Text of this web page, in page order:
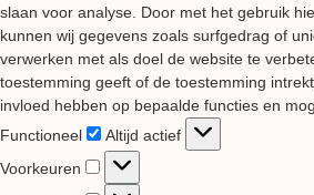
slaan voor analyse. Door met het gebruik
kunnen wij gegevens zoals surfgedrag of
verwerken met als doel de website te
toestemming geeft of de toestemming
invloed hebben op bepaalde functies en
Functioneel
Functioneel
Altijd actief
Voorkeuren
Voorkeuren